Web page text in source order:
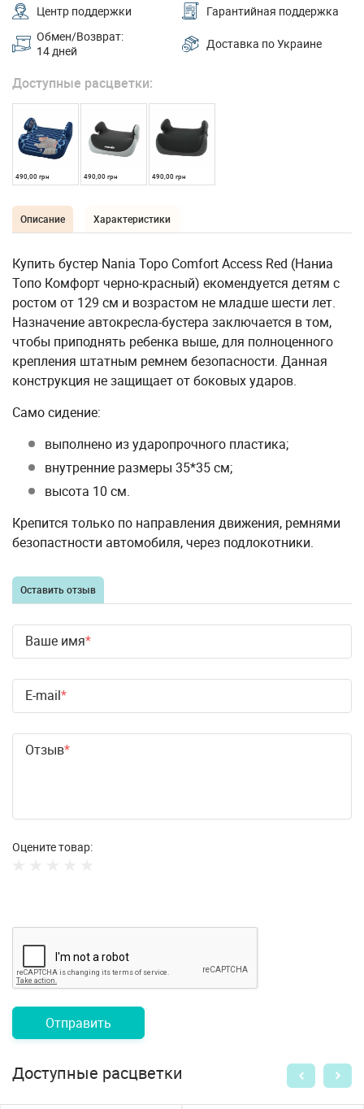
Центр поддержки
Гарантийная поддержка
Обмен/Возврат:
14 дней
Доставка по Украине
Доступные расцветки:
490,00 грн 490,00 грн 490,00 грн
Описание Характеристики
Купить бустер Nania Topo Comfort Access Red (Наниа
Топо Комфорт черно-красный) екомендуется детям с
ростом от 129 см и возрастом не младше шести лет.
Назначение автокресла-бустера заключается в том,
чтобы приподнять ребенка выше, для полноценного
крепления штатным ремнем безопасности. Данная
конструкция не защищает от боковых ударов.
Само сидение:
выполнено из ударопрочного пластика;
внутренние размеры 35*35 см;
высота 10 см.
Крепится только по направления движения, ремнями
безопастности автомобиля, через подлокотники.
Оставить отзыв
Ваше имя
E-mail
Отзыв
Оцените товар:
Отправить
Доступные расцветки